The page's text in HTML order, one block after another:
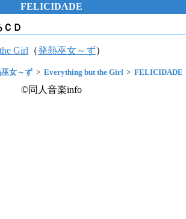
FELICIDADE
Ｄ
Girl （発熱巫女～ず）
女～ず Everything but the Girl FELICIDADE
©同人音楽info